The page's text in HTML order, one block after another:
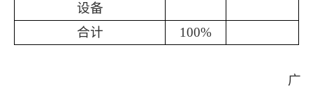
设备
合计 100%
广